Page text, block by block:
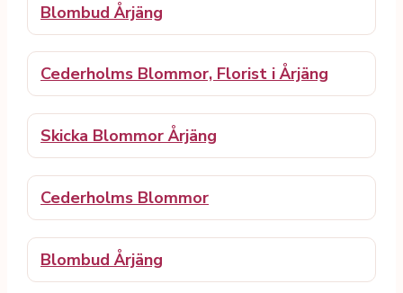
Blombud Årjäng
Cederholms Blommor, Florist i Årjäng
Skicka Blommor Årjäng
Cederholms Blommor
Blombud Årjäng